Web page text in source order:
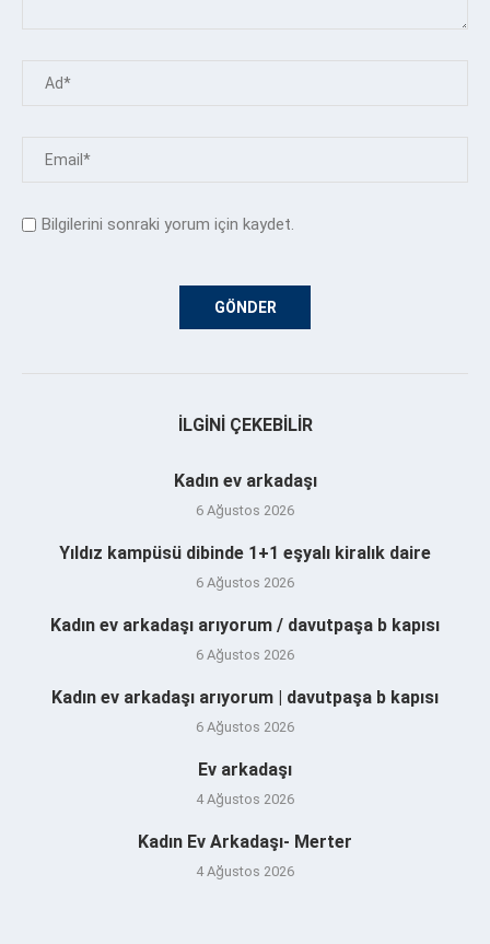
Bilgilerini sonraki yorum için kaydet.
İLGINI ÇEKEBILIR
Kadın ev arkadaşı
6 Ağustos 2026
Yıldız kampüsü dibinde 1+1 eşyalı kiralık daire
6 Ağustos 2026
Kadın ev arkadaşı arıyorum / davutpaşa b kapısı
6 Ağustos 2026
Kadın ev arkadaşı arıyorum | davutpaşa b kapısı
6 Ağustos 2026
Ev arkadaşı
4 Ağustos 2026
Kadın Ev Arkadaşı- Merter
4 Ağustos 2026